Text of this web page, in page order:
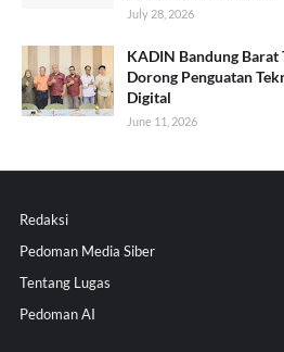
July 28, 2026
KADIN Bandung Barat
Dorong Penguatan
Digital
June 11, 2026
Redaksi
Pedoman Media Siber
Tentang Lugas
Pedoman AI